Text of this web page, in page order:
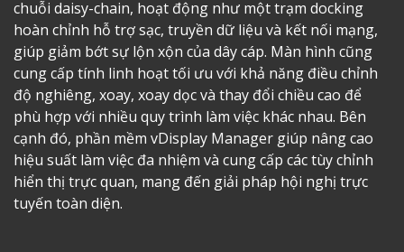
chuỗi daisy-chain, hoạt động như một trạm docking
hoàn chỉnh hỗ trợ sạc, truyền dữ liệu và kết nối mạng,
giúp giảm bớt sự lộn xộn của dây cáp. Màn hình cũng
cung cấp tính linh hoạt tối ưu với khả năng điều chỉnh
độ nghiêng, xoay, xoay dọc và thay đổi chiều cao để
phù hợp với nhiều quy trình làm việc khác nhau. Bên
cạnh đó, phần mềm vDisplay Manager giúp nâng cao
hiệu suất làm việc đa nhiệm và cung cấp các tùy chỉnh
hiển thị trực quan, mang đến giải pháp hội nghị trực
tuyến toàn diện.